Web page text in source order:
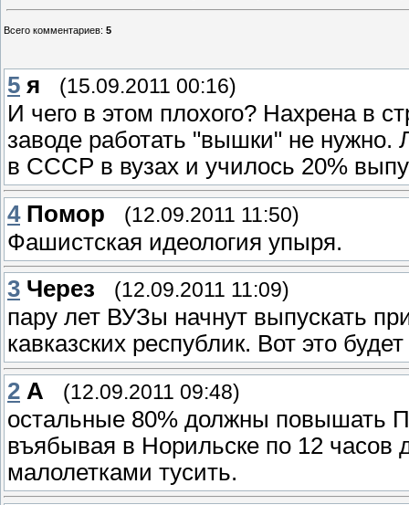
Всего комментариев: 5
5 я (15.09.2011 00:16)
И чего в этом плохого? Нахрена в
заводе работать "вышки" не
в СССР в вузах и училось 20%
4 Помор (12.09.2011 11:50)
Фашистская идеология упыря.
3 Через (12.09.2011 11:09)
пару лет ВУЗы начнут выпускать
кавказских республик. Вот это
2 А (12.09.2011 09:48)
остальные 80% должны повышать
въябывая в Норильске по 12 часов
малолетками тусить.